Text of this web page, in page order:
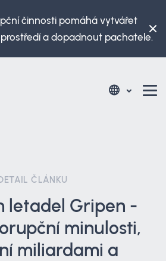
činnosti pomáhá vytvářet
a dopadnout pachatele.
ČLÁNKU
letadel Gripen -
minulosti,
miliardami a